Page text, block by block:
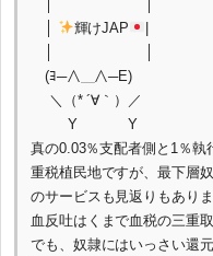
輝けJAP
(ﾖ─∧＿∧─E)
＼（* ´∀｀）／
Y Y
真の0.03％支配者側と1％執
重税植民地ですが、最下層
のサービスも見返りもありま
血反吐はくまで血税の三重
でも、奴隷にはいっさい還